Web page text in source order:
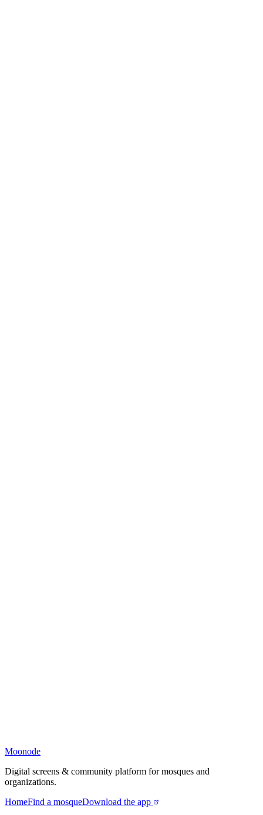
Moonode
Digital screens & community platform for mosques and
organizations.
HomeFind a mosqueDownload the app